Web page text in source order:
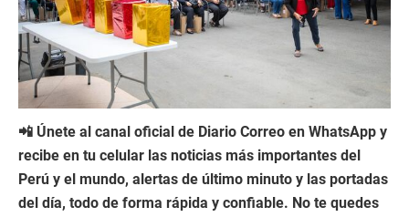
📲 Únete al canal oficial de Diario Correo en WhatsApp y
recibe en tu celular las noticias más importantes del
Perú y el mundo, alertas de último minuto y las portadas
del día, todo de forma rápida y confiable. No te quedes